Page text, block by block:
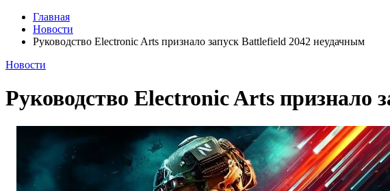
Главная
Новости
Руководство Electronic Arts признало запуск Battlefield 2042 неудачным
Новости
Руководство Electronic Arts признало